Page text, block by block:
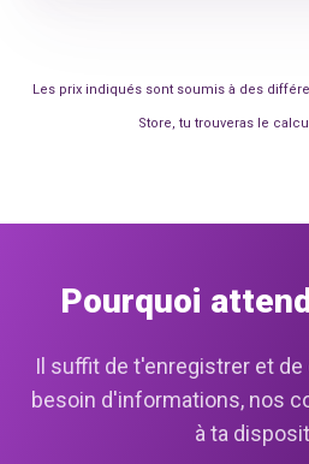
Les prix indiqués sont soumis à des
Store, tu trouveras le
Pourquoi
Il suffit de t'enregistrer et
besoin d'informations, nos
à ta